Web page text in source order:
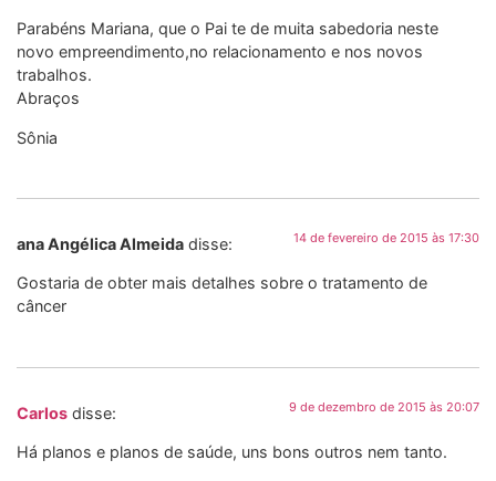
Parabéns Mariana, que o Pai te de muita sabedoria neste
novo empreendimento,no relacionamento e nos novos
trabalhos.
Abraços
Sônia
ana Angélica Almeida disse: 14 de fevereiro de 2015 às 17:30
Gostaria de obter mais detalhes sobre o tratamento de
câncer
Carlos disse: 9 de dezembro de 2015 às 20:07
Há planos e planos de saúde, uns bons outros nem tanto.